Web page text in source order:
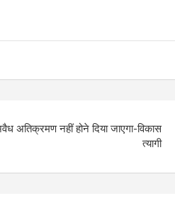
अतिक्रमण नहीं होने दिया जाएगा-विकास
त्यागी